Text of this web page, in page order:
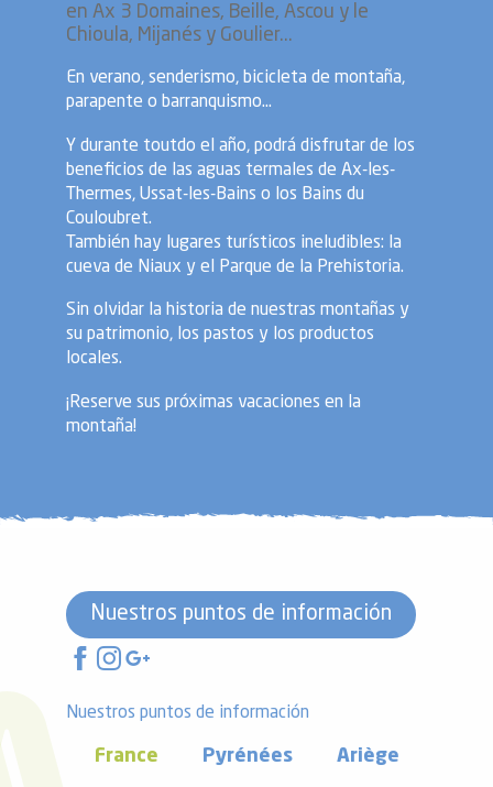
en Ax 3 Domaines, Beille, Ascou y le
Chioula, Mijanés y Goulier...
En verano, senderismo, bicicleta de montaña,
parapente o barranquismo...
Y durante toutdo el año, podrá disfrutar de los
beneficios de las aguas termales de Ax-les-
Thermes, Ussat-les-Bains o los Bains du
Couloubret.
También hay lugares turísticos ineludibles: la
cueva de Niaux y el Parque de la Prehistoria.
Sin olvidar la historia de nuestras montañas y
su patrimonio, los pastos y los productos
locales.
¡Reserve sus próximas vacaciones en la
montaña!
Nuestros puntos de información
Nuestros puntos de información
France Pyrénées Ariège